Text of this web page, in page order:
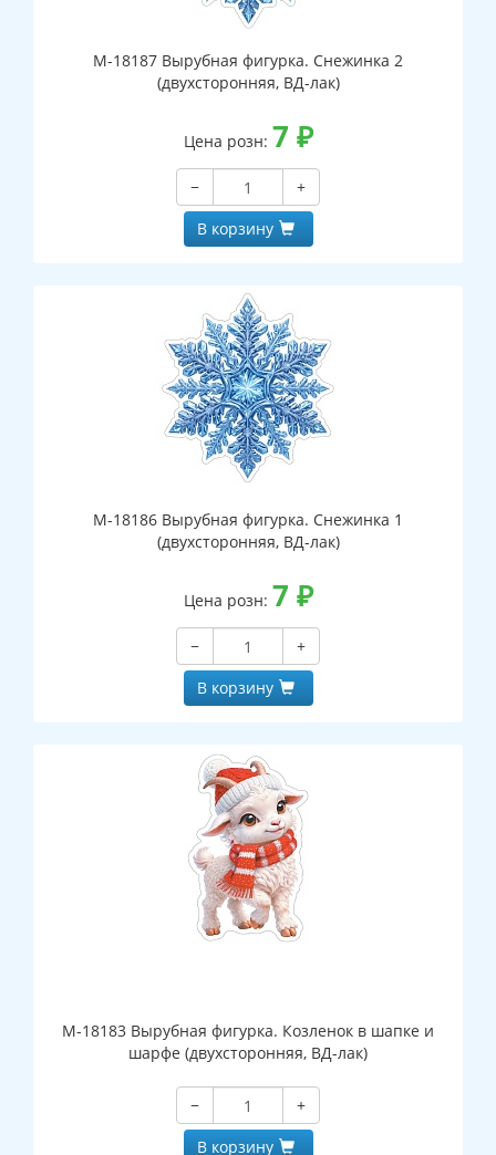
М-18187 Вырубная фигурка. Снежинка 2
(двухсторонняя, ВД-лак)
Цена розн: 7 ₽
−
+
В корзину
М-18186 Вырубная фигурка. Снежинка 1
(двухсторонняя, ВД-лак)
Цена розн: 7 ₽
−
+
В корзину
М-18183 Вырубная фигурка. Козленок в шапке и
шарфе (двухсторонняя, ВД-лак)
−
+
В корзину